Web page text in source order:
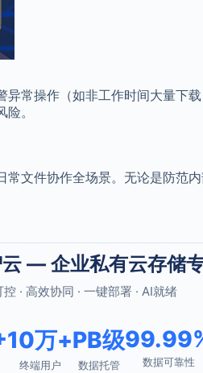
常操作（如非工作时间大量下载
。
常文件协作全场景。无论是防范
云 — 企业私有云存储
· 高效协同 · 一键部署 · AI就绪
10万+
终端用户
PB级
数据托管 数据可靠性